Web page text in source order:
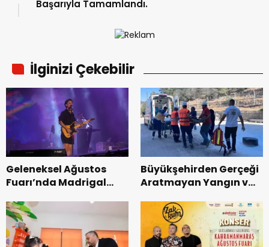
Başarıyla Tamamlandı.
İlginizi Çekebilir
Geleneksel Ağustos
Fuarı’nda Madrigal
Büyükşehirden Gerçeği
Aratmayan Yangın ve